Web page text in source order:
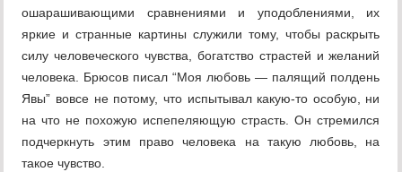
ошарашивающими сравнениями и уподоблениями, их
яркие и странные картины служили тому, чтобы раскрыть
силу человеческого чувства, богатство страстей и желаний
человека. Брюсов писал “Моя любовь — палящий полдень
Явы” вовсе не потому, что испытывал какую-то особую, ни
на что не похожую испепеляющую страсть. Он стремился
подчеркнуть этим право человека на такую любовь, на
такое чувство.